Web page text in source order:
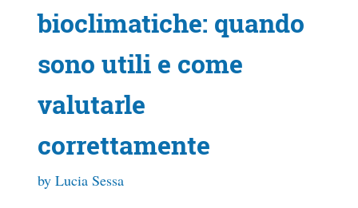
bioclimatiche: quando
sono utili e come
valutarle
correttamente
by Lucia Sessa